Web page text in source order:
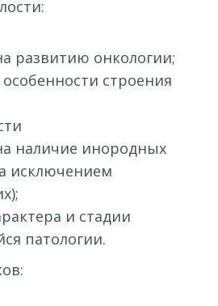
развитию онкологии;
строения
наличие инородных
исключением
и стадии
патологии.